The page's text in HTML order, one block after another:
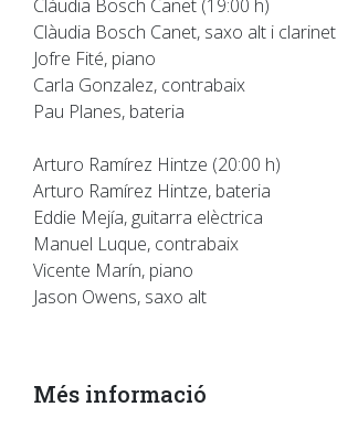
Clàudia Bosch Canet (19:00 h)
Clàudia Bosch Canet, saxo alt i clarinet
Jofre Fité, piano
Carla Gonzalez, contrabaix
Pau Planes, bateria
Arturo Ramírez Hintze (20:00 h)
Arturo Ramírez Hintze, bateria
Eddie Mejía, guitarra elèctrica
Manuel Luque, contrabaix
Vicente Marín, piano
Jason Owens, saxo alt
Més informació